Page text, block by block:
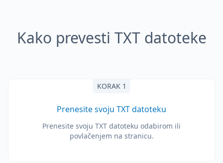
Kako prevesti TXT datoteke
KORAK 1
Prenesite svoju TXT datoteku
Prenesite svoju TXT datoteku odabirom ili
povlačenjem na stranicu.